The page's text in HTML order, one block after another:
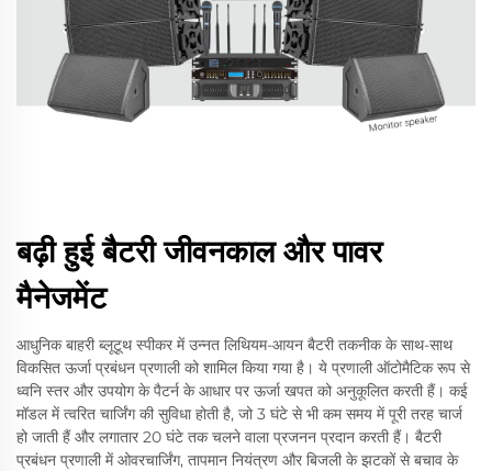
बढ़ी हुई बैटरी जीवनकाल और पावर
मैनेजमेंट
आधुनिक बाहरी ब्लूटूथ स्पीकर में उन्नत लिथियम-आयन बैटरी तकनीक के साथ-साथ
विकसित ऊर्जा प्रबंधन प्रणाली को शामिल किया गया है। ये प्रणाली ऑटोमैटिक रूप से
ध्वनि स्तर और उपयोग के पैटर्न के आधार पर ऊर्जा खपत को अनुकूलित करती हैं। कई
मॉडल में त्वरित चार्जिंग की सुविधा होती है, जो 3 घंटे से भी कम समय में पूरी तरह चार्ज
हो जाती हैं और लगातार 20 घंटे तक चलने वाला प्रजनन प्रदान करती हैं। बैटरी
प्रबंधन प्रणाली में ओवरचार्जिंग, तापमान नियंत्रण और बिजली के झटकों से बचाव के